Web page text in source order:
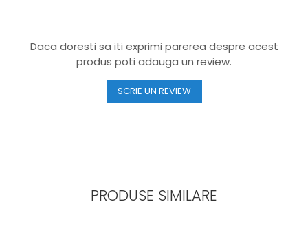
Daca doresti sa iti exprimi parerea despre acest
produs poti adauga un review.
SCRIE UN REVIEW
PRODUSE SIMILARE